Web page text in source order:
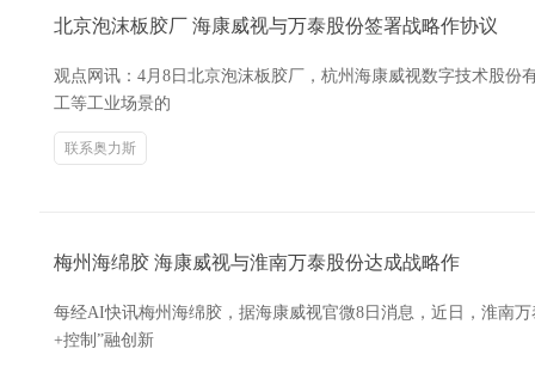
北京泡沫板胶厂 海康威视与万泰股份签署战略作协议
观点网讯：4月8日北京泡沫板胶厂，杭州海康威视数字技术股
工等工业场景的
联系奥力斯
梅州海绵胶 海康威视与淮南万泰股份达成战略作
每经AI快讯梅州海绵胶，据海康威视官微8日消息，近日，淮南
+控制”融创新